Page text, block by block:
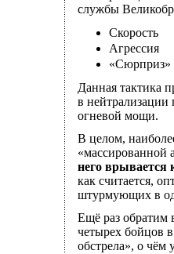
службы
Скорость
Агрессия
«Сюрприз»
Данная тактика
в нейтрализации
огневой мощи.
В целом,
«массированной
него
как считается,
штурмующих в
Ещё раз обратим
четырех бойцов
обстрела», о чём